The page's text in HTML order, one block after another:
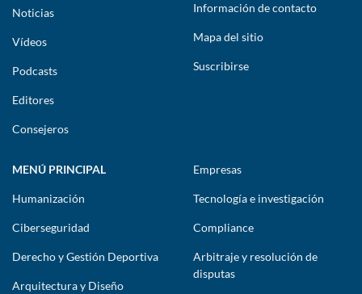
Noticias
Vídeos
Podcasts
Editores
Consejeros
Información de contacto
Mapa del sitio
Suscribirse
MENÚ PRINCIPAL
Humanización
Ciberseguridad
Derecho y Gestión Deportiva
Arquitectura y Diseño
Empresas
Tecnología e investigación
Compliance
Arbitraje y resolución de
disputas